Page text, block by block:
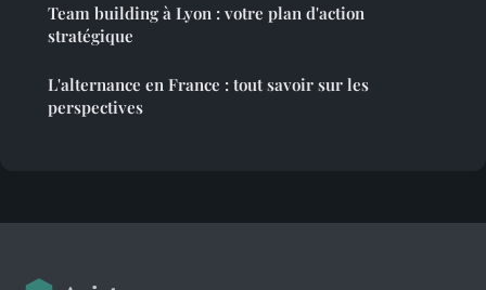
Team building à Lyon : votre plan d'action
stratégique
L'alternance en France : tout savoir sur les
perspectives